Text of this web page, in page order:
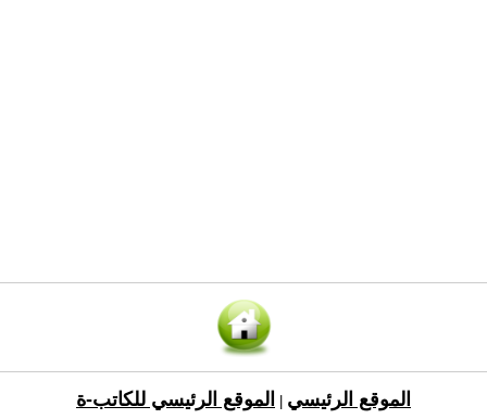
الموقع الرئيسي الموقع الرئيسي للكاتب-ة